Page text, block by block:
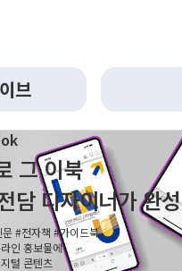
브
그 이북
담 디자이너가 완성
#전자책 #가이드북
인 홍보물에
털 콘텐츠